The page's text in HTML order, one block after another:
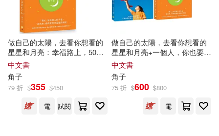
寵物生活(3) 玲廊滿藝(3)
電子書閱讀器(6)
電子書(1699) 有聲書(6)
gentlemennakamura(14)
めぎ(14) 宇文風(14)
みつのはち(13)
社會科學文獻出版社(156)
東立(106) 台灣角川(89)
青文(77) 崧燁文化(45)
長鴻出版社(40)
展開
配送方式 (可複選)
做自己的太陽，去看你想看的
星星和月亮：幸福路上，50個
對自己的訴說、和解與釋懷
中文書
角子
79 折 $355 $450
電
試閱
做自己的太陽，去看你想看的
星星和月亮+一個人，你也要活
得晴空萬里︰陽光幸福套組
中文書
角子
75 折 $600 $800
電